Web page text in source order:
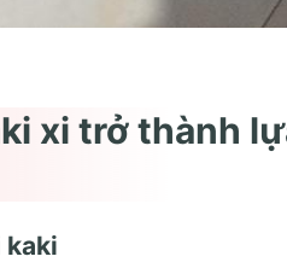
xi trở thành
kaki